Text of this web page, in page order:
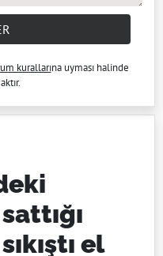
kurallarına uyması halinde
el